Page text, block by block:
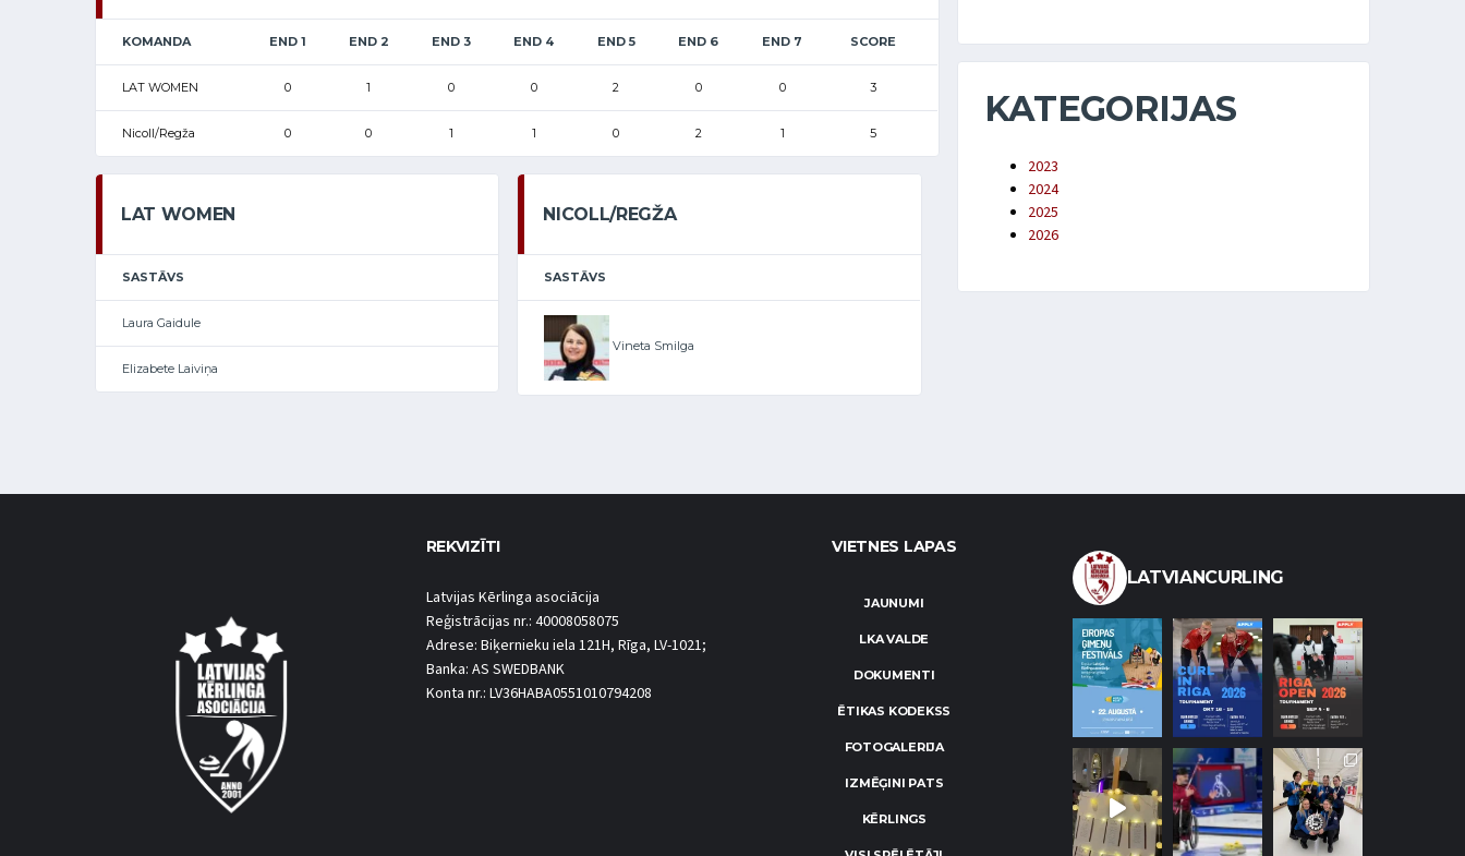
KOMANDA END 1 END 2 END 3 END 4 END 5 END 6 END 7 SCORE
LAT WOMEN 0 1 0 0 2 0 0 3
Nicoll/Regža 0 0 1 1 0 2 1 5
LAT WOMEN
SASTĀVS
Laura Gaidule
Elizabete Laiviņa
NICOLL/REGŽA
SASTĀVS
Vineta Smilga
KATEGORIJAS
2023
2024
2025
2026
REKVIZĪTI
Latvijas Kērlinga asociācija
Reģistrācijas nr.: 40008058075
Adrese: Biķernieku iela 121H, Rīga, LV-1021;
Banka: AS SWEDBANK
Konta nr.: LV36HABA0551010794208
VIETNES LAPAS
JAUNUMI
LKA VALDE
DOKUMENTI
ĒTIKAS KODEKSS
FOTOGALERIJA
IZMĒĢINI PATS
KĒRLINGS
LATVIANCURLING